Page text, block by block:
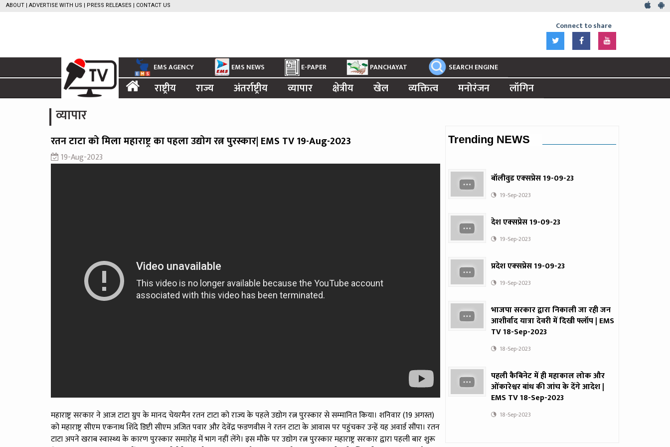
ABOUT | ADVERTISE WITH US | PRESS RELEASES | CONTACT US
Connect to share
EMS AGENCY EMS NEWS E-PAPER PANCHAYAT SEARCH ENGINE
राष्ट्रीय राज्य अंतर्राष्ट्रीय व्यापार क्षेत्रीय खेल व्यक्तित्व मनोरंजन लॉगिन
व्यापार
रतन टाटा को मिला महाराष्ट्र का पहला उद्योग रत्न पुरस्कार| EMS TV 19-Aug-2023
19-Aug-2023
महाराष्ट्र सरकार ने आज टाटा ग्रुप के मानद चेयरमैन रतन टाटा को राज्य के पहले उद्योग रत्न पुरस्कार से सम्मानित किया। शनिवार (19 अगस्त)
को महाराष्ट्र सीएम एकनाथ शिंदे डिप्टी सीएम अजित पवार और देवेंद्र फडणवीस ने रतन टाटा के आवास पर पहुंचकर उन्हें यह अवार्ड सौंपा। रतन
टाटा अपने खराब स्वास्थ्य के कारण पुरस्कार समारोह में भाग नहीं लेंगे। इस मौके पर उद्योग रत्न पुरस्कार महाराष्ट्र सरकार द्वारा पहली बार शुरू
Trending NEWS
बॉलीवुड एक्‍सप्रेस 19-09-23
19-Sep-2023
देश एक्‍सप्रेस 19-09-23
19-Sep-2023
प्रदेश एक्‍सप्रेस 19-09-23
19-Sep-2023
भाजपा सरकार द्वारा निकाली जा रही जन
आशीर्वाद यात्रा देवरी में दिखी फ्लॉप | EMS
TV 18-Sep-2023
18-Sep-2023
पहली कैबिनेट में ही महाकाल लोक और
ओंकारेश्वर बांध की जांच के देंगे आदेश |
EMS TV 18-Sep-2023
18-Sep-2023